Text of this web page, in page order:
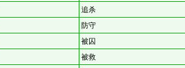
追杀
防守
被囚
被救